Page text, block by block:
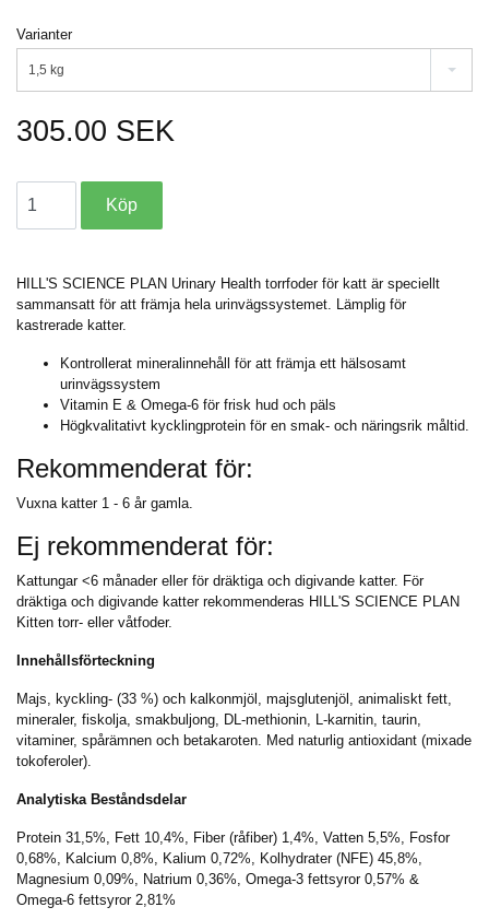
Varianter
1,5 kg
305.00 SEK
HILL'S SCIENCE PLAN Urinary Health torrfoder för katt är speciellt
sammansatt för att främja hela urinvägssystemet. Lämplig för
kastrerade katter.
Kontrollerat mineralinnehåll för att främja ett hälsosamt
urinvägssystem
Vitamin E & Omega-6 för frisk hud och päls
Högkvalitativt kycklingprotein för en smak- och näringsrik måltid.
Rekommenderat för:
Vuxna katter 1 - 6 år gamla.
Ej rekommenderat för:
Kattungar <6 månader eller för dräktiga och digivande katter. För
dräktiga och digivande katter rekommenderas HILL'S SCIENCE PLAN
Kitten torr- eller våtfoder.
Innehållsförteckning
Majs, kyckling- (33 %) och kalkonmjöl, majsglutenjöl, animaliskt fett,
mineraler, fiskolja, smakbuljong, DL-methionin, L-karnitin, taurin,
vitaminer, spårämnen och betakaroten. Med naturlig antioxidant (mixade
tokoferoler).
Analytiska Beståndsdelar
Protein 31,5%, Fett 10,4%, Fiber (råfiber) 1,4%, Vatten 5,5%, Fosfor
0,68%, Kalcium 0,8%, Kalium 0,72%, Kolhydrater (NFE) 45,8%,
Magnesium 0,09%, Natrium 0,36%, Omega-3 fettsyror 0,57% &
Omega-6 fettsyror 2,81%